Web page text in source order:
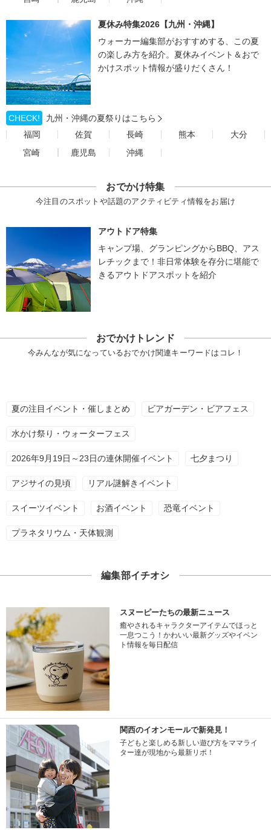
夏休み特集2026【九州・沖縄】
ウォーカー編集部がおすすめする、この夏
の楽しみ方を紹介。夏休みイベント＆おで
かけスポット情報が盛りだくさん！
CHECK!
九州・沖縄の夏祭りはこちら
福岡
佐賀 長崎 熊本
大分
宮崎
鹿児島 沖縄
おでかけ特集
今注目のスポットや話題のアクティビティ情報をお届け
アウトドア特集
キャンプ場、グランピングからBBQ、アス
レチックまで！非日常体験を存分に堪能で
きるアウトドアスポットを紹介
おでかけトレンド
今みんなが気になっているおでかけ関連キーワードはコレ！
夏の注目イベント・催しまとめ ビアガーデン・ビアフェス
水かけ祭り・ウォーターフェス
2026年9月19日～23日の連休開催イベント 七夕まつり
アジサイの見頃 リアル謎解きイベント
スイーツイベント お酒イベント 恐竜イベント
プラネタリウム・天体観測
編集部イチオシ
スヌーピーたちの最新ニュース
癒やされるキャラクターアイテムでほっと
一息つこう！かわいい最新グッズやイベン
ト情報を毎日配信
関西のイオンモールで新発見！
子どもと楽しめる新しい遊び方をママライ
ター達が現地から最新リポ！